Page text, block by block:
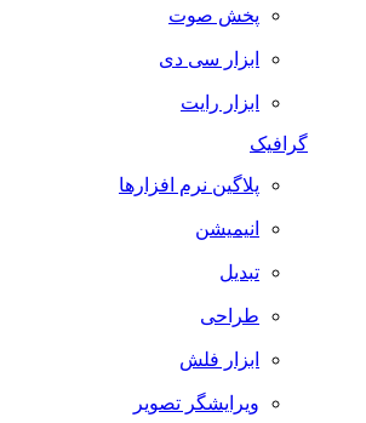
پخش صوت
ابزار سی دی
ابزار رایت
گرافیک
پلاگین نرم افزارها
انیمیشن
تبدیل
طراحی
ابزار فلش
ویرایشگر تصویر